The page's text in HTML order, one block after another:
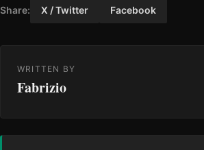
Share: X / Twitter Facebook
WRITTEN BY
Fabrizio